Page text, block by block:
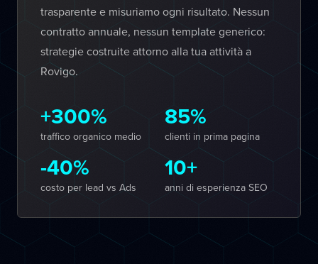
trasparente e misuriamo ogni risultato. Nessun
contratto annuale, nessun template generico:
strategie costruite attorno alla tua attività a
Rovigo.
+300%
traffico organico medio
85%
clienti in prima pagina
-40%
costo per lead vs Ads
10+
anni di esperienza SEO